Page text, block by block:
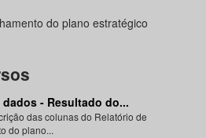
do plano estratégico
- Resultado do...
das colunas do Relatório de
do plano...